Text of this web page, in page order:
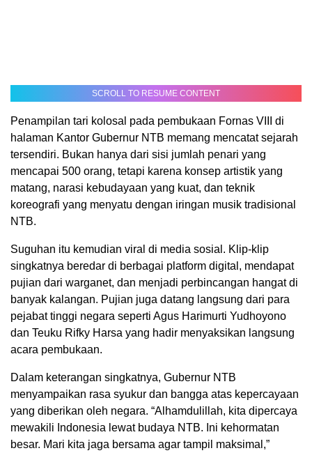
SCROLL TO RESUME CONTENT
Penampilan tari kolosal pada pembukaan Fornas VIII di
halaman Kantor Gubernur NTB memang mencatat sejarah
tersendiri. Bukan hanya dari sisi jumlah penari yang
mencapai 500 orang, tetapi karena konsep artistik yang
matang, narasi kebudayaan yang kuat, dan teknik
koreografi yang menyatu dengan iringan musik tradisional
NTB.
Suguhan itu kemudian viral di media sosial. Klip-klip
singkatnya beredar di berbagai platform digital, mendapat
pujian dari warganet, dan menjadi perbincangan hangat di
banyak kalangan. Pujian juga datang langsung dari para
pejabat tinggi negara seperti Agus Harimurti Yudhoyono
dan Teuku Rifky Harsa yang hadir menyaksikan langsung
acara pembukaan.
Dalam keterangan singkatnya, Gubernur NTB
menyampaikan rasa syukur dan bangga atas kepercayaan
yang diberikan oleh negara. “Alhamdulillah, kita dipercaya
mewakili Indonesia lewat budaya NTB. Ini kehormatan
besar. Mari kita jaga bersama agar tampil maksimal,”